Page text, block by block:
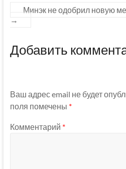
Минэк не одобрил новую
→
Добавить
Ваш адрес email не будет
поля помечены *
Комментарий *